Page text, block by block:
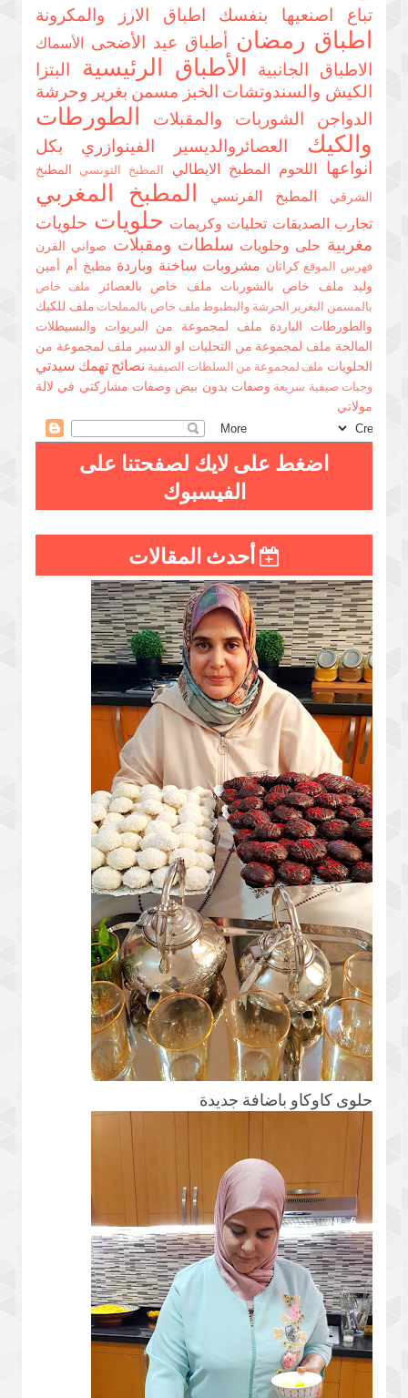
تباع اصنعيها بنفسك اطباق الارز والمكرونة
اطباق رمضان أطباق عيد الأضحى الأسماك
الاطباق الجانبية الأطباق الرئيسية
البتزا
الكيش والسندوتشات الخبز مسمن بغرير وحرشة
الدواجن الشوربات والمقبلات الطورطات
والكيك
العصائروالديسير الفينوازري بكل
انواعها
اللحوم المطبخ الايطالي المطبخ التونسي المطبخ
الشرقي المطبخ الفرنسي المطبخ المغربي
تجارب الصديقات تحليات وكريمات حلويات حلويات
مغربية حلى وحلويات سلطات ومقبلات صواني الفرن
فهرس الموقعكراتان مشروبات ساخنة وباردة مطبخ أم أمين
وليد ملف خاص بالشوربات ملف خاص بالعصائر
ملف خاص
بالمسمن البغرير الحرشة والبطبوط ملف خاص بالمملحات ملف للكيك
والطورطات الباردة ملف لمجموعة من البريوات والبسيطلات
المالحة ملف لمجموعة من التحليات او الدسير ملف لمجموعة من
الحلويات ملف لمجموعة من السلطات الصيفية نصائح تهمك سيدتي
وجبات صيفية سريعة وصفات بدون بيض وصفات مشاركتي في لالة
مولاتي
اضغط على لايك لصفحتنا على
الفيسبوك
أحدث المقالات
حلوى كاوكاو باضافة جديدة